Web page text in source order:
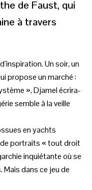
de Faust, qui
à travers
Un soir, un
propose un marché :
», Djamel écrira-
semble à la veille
en yachts
de portraits « tout droit
inquiétante où se
dans ce jeu de